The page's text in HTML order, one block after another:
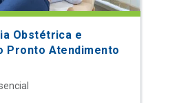
Obstétrica e
Pronto Atendimento